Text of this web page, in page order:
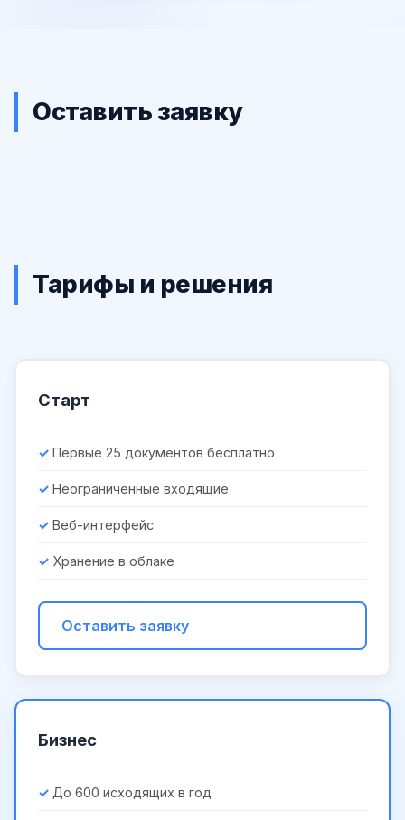
Оставить заявку
Тарифы и решения
Старт
Первые 25 документов бесплатно
Неограниченные входящие
Веб-интерфейс
Хранение в облаке
Оставить заявку
Бизнес
До 600 исходящих в год